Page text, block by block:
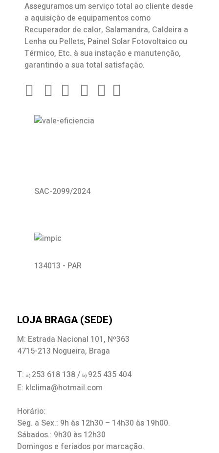
Asseguramos um serviço total ao cliente desde
a aquisição de equipamentos como
Recuperador de calor, Salamandra, Caldeira a
Lenha ou Pellets, Painel Solar Fotovoltaico ou
Térmico, Etc. à sua instação e manutenção,
garantindo a sua total satisfação.
SAC-2099/2024
134013 - PAR
LOJA BRAGA (SEDE)
M: Estrada Nacional 101, Nº363
4715-213 Nogueira, Braga
T: a) 253 618 138 / b) 925 435 404
E: klclima@hotmail.com
Horário:
Seg. a Sex.: 9h às 12h30 – 14h30 às 19h00.
Sábados.: 9h30 às 12h30
Domingos e feriados por marcação.